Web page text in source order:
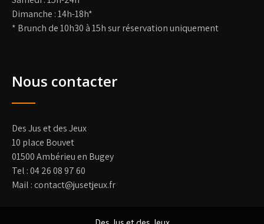
Dimanche : 14h-18h*
* Brunch de 10h30 à 15h sur réservation uniquement
Nous contacter
Des Jus et des Jeux
10 place Bouvet
01500 Ambérieu en Bugey
Tel : 04 26 08 97 60
Mail : contact@jusetjeux.fr